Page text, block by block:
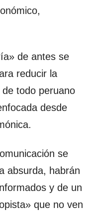
de antes se
reducir la
todo peruano
desde
se
absurda, habrán
y de un
que no ven